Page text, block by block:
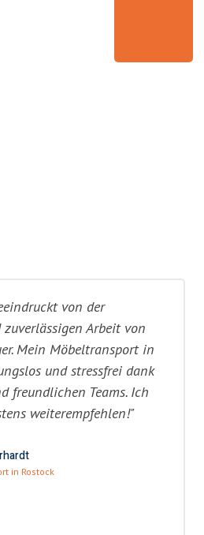
von der
Arbeit von
Mein Möbeltransport in
und stressfrei dank
freundlichen Teams. Ich
weiterempfehlen!"
in Rostock